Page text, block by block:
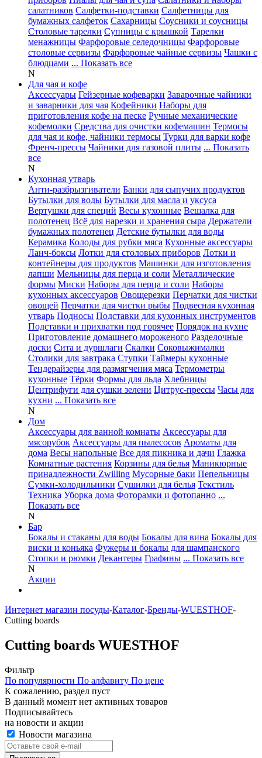
салатников Салфетки-подставки Салфетницы для
бумажных салфеток Сахарницы Соусники и соусницы
Столовые тарелки Супницы с крышкой Тарелки
менажницы Фарфоровые селедочницы Фарфоровые
столовые сервизы Фарфоровые чайные сервизы Чашки с
блюдцами ... Показать все
N
Для чая и кофе
Аксессуары Гейзерные кофеварки Заварочные чайники
и заварники для чая Кофейники Наборы для
приготовления кофе на песке Ручные механические
кофемолки Средства для очистки кофемашин Термосы
для чая и кофе, чайники термосы Турки для варки кофе
Френч-прессы Чайники для газовой плиты ... Показать
все
N
Кухонная утварь
Анти-разбрызгиватели Банки для сыпучих продуктов
Бутылки для воды Бутылки для масла и уксуса
Вертушки для специй Весы кухонные Вешалка для
полотенец Всё для нарезки и хранения сыра Держатели
бумажных полотенец Детские бутылки для воды
Керамика Колоды для рубки мяса Кухонные аксессуары
Ланч-боксы Лотки для столовых приборов Лотки и
контейнеры для продуктов Машинки для изготовления
лапши Мельницы для перца и соли Металлические
формы Миски Наборы для перца и соли Наборы
кухонных аксессуаров Овощерезки Перчатки для чистки
овощей Перчатки для чистки рыбы Подвесная кухонная
утварь Подносы Подставки для кухонных инструментов
Подставки и прихватки под горячее Порядок на кухне
Приготовление домашнего мороженого Разделочные
доски Сита и дуршлаги Скалки Соковыжималки
Столики для завтрака Ступки Таймеры кухонные
Тендерайзеры для размягчения мяса Термометры
кухонные Тёрки Формы для льда Хлебницы
Центрифуги для сушки зелени Цитрус-прессы Часы для
кухни ... Показать все
N
Дом
Аксессуары для ванной комнаты Аксессуары для
мясорубок Аксессуары для пылесосов Ароматы для
дома Весы напольные Все для пикника и дачи Глажка
Комнатные растения Корзины для белья Маникюрные
принадлежности Zwilling Мусорные баки Пепельницы
Сумки-холодильники Сушилки для белья Текстиль
Техника Уборка дома Фоторамки и фотопанно ...
Показать все
N
Бар
Бокалы и стаканы для воды Бокалы для вина Бокалы для
виски и коньяка Фужеры и бокалы для шампанского
Стопки и рюмки Декантеры Графины ... Показать все
N
Акции
Интернет магазин посуды-Каталог-Бренды-WUESTHOF-
Cutting boards
Cutting boards WUESTHOF
Фильтр
По популярности По алфавиту По цене
К сожалению, раздел пуст
В данный момент нет активных товаров
Подписывайтесь
на новости и акции
Новости магазина